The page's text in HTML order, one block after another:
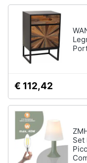
Armadio
portascope
€ 112,42
Set